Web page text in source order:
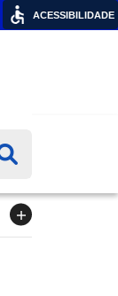
ACESSIBILIDADE